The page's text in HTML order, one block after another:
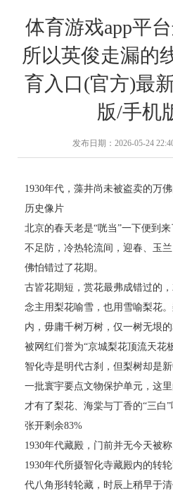
体育游戏app平
所以英俊走漏的
育入口(官方)最
版/手机
发布日期：2026-05-24
1930年代，藻井尚未被盗卖的万
历史像片
北京的春天老是“咣当”一下便到
不足防，冷热轮流间，迎春、玉
佛怕错过了花期。
古皆花期短，赏花最弗成错过的
念主用梨花喻雪，也用雪喻梨花
内，毋庸千树万树，仅一树无垠
被网红们誉为“京城梨花顶流天花板
智化寺是明代古刹，但梨树却是
一批寰宇要点文物保护单元，这
才有了梨花、海棠与丁香的“三白”
张开剩余83%
1930年代藏殿，门前并无今天被
1930年代所摄智化寺藏殿内的转
代八角形转轮藏，时辰上稍早于